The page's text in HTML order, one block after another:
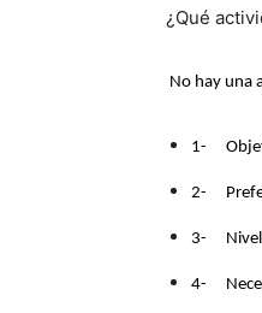
¿Qué
No hay una
1-
2-
3-
4-